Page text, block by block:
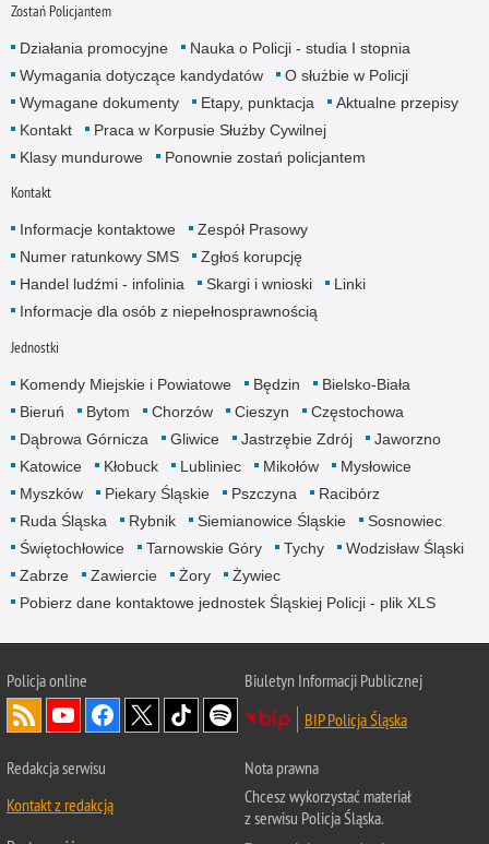
Zostań Policjantem
Działania promocyjne
Nauka o Policji - studia I stopnia
Wymagania dotyczące kandydatów
O służbie w Policji
Wymagane dokumenty
Etapy, punktacja
Aktualne przepisy
Kontakt
Praca w Korpusie Służby Cywilnej
Klasy mundurowe
Ponownie zostań policjantem
Kontakt
Informacje kontaktowe
Zespół Prasowy
Numer ratunkowy SMS
Zgłoś korupcję
Handel ludźmi - infolinia
Skargi i wnioski
Linki
Informacje dla osób z niepełnosprawnością
Jednostki
Komendy Miejskie i Powiatowe Będzin
Bielsko-Biała
Bieruń
Bytom Chorzów Cieszyn
Częstochowa
Dąbrowa Górnicza
Gliwice Jastrzębie Zdrój
Jaworzno
Katowice
Kłobuck Lubliniec Mikołów
Mysłowice
Myszków
Piekary Śląskie Pszczyna
Racibórz
Ruda Śląska
Rybnik Siemianowice Śląskie
Sosnowiec
Świętochłowice
Tarnowskie Góry Tychy
Wodzisław Śląski
Zabrze
Zawiercie Żory
Żywiec
Pobierz dane kontaktowe jednostek Śląskiej Policji - plik XLS
Policja online
Biuletyn Informacji Publicznej
BIP Policja Śląska
Redakcja serwisu
Kontakt z redakcją
Nota prawna
Chcesz wykorzystać materiał
z serwisu Policja Śląska.